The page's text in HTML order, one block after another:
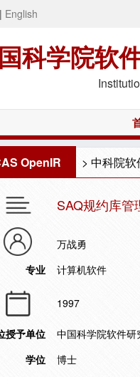
| English
科学院软
OpenIR > 中科院软
SAQ规约库管
万战勇
专业
计算机软件
1997
授予单位
中国科学院软件研
学位
博士